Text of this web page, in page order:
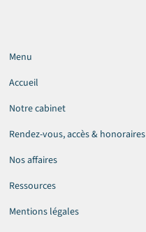
Menu
Accueil
Notre cabinet
Rendez-vous, accès & honoraires
Nos affaires
Ressources
Mentions légales